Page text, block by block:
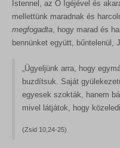
Istennel, az Ő Igéjével és
mellettünk maradnak és
megfogadta, hogy marad és
bennünket együtt, bűntelenül,
„Ügyeljünk arra, hogy
buzdítsuk. Saját
egyesek szokták, hanem
mivel látjátok, hogy
(Zsid 10,24-25)